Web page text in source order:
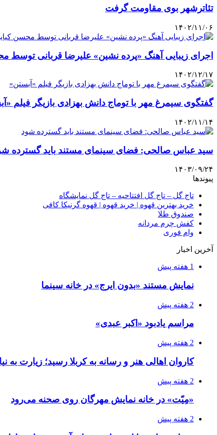
تئاترشهر بوی مقاومت گرفت
۱۴۰۲/۱۱/۰۶
اجرای زیبایی آهنگ «پرده نشین» علیرضا قربانی توسط
۱۴۰۲/۱۲/۱۷
گفتگوی سیمرغ مهر با توماج دانش بهزادی بازیگر فیلم
۱۴۰۲/۱۱/۱۴
سید عباس صالحی: فضای سینمای مستند باید گسترده
۱۴۰۳/۰۹/۲۴
پیوندها
تاج گل – تاج گل افتتاحیه – تاج گل نمایشگاه
خرید بهترین قهوه | خرید قهوه | قهوه گرنیکا کافی
صندوق طلا
کفش چرم مردانه
وام فوری
آخرین اخبار
1 هفته پیش
نمایش مستند «بدون ایرج» در خانه سینما
2 هفته پیش
مراسم یادبود «اکبر عبدی»
2 هفته پیش
کاروان اهالی هنر و رسانه به کربلا رسید؛ زیارت به
2 هفته پیش
«مِیّت» در خانه نمایش مهرگان روی صحنه می‌رود
2 هفته پیش